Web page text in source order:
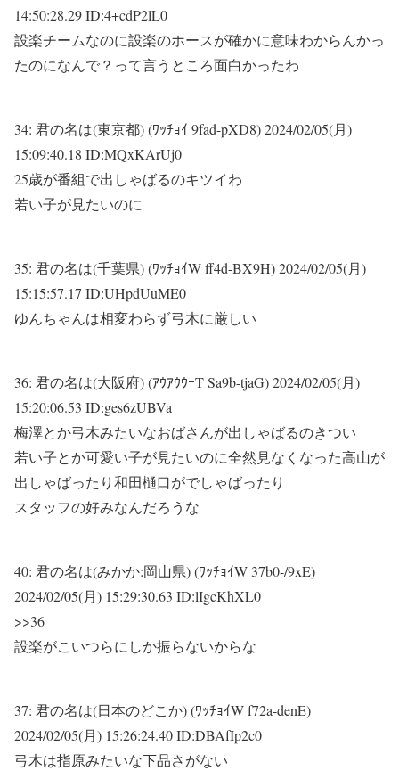
14:50:28.29 ID:4+cdP2lL0
設楽チームなのに設楽のホースが確かに意味わからんかっ
たのになんで？って言うところ面白かったわ
34: 君の名は(東京都) (ﾜｯﾁｮｲ 9fad-pXD8)2024/02/05(月)
15:09:40.18 ID:MQxKArUj0
25歳が番組で出しゃばるのキツイわ
若い子が見たいのに
35: 君の名は(千葉県) (ﾜｯﾁｮｲW ff4d-BX9H)2024/02/05(月)
15:15:57.17 ID:UHpdUuME0
ゆんちゃんは相変わらず弓木に厳しい
36: 君の名は(大阪府) (ｱｳｱｳｳｰT Sa9b-tjaG)2024/02/05(月)
15:20:06.53 ID:ges6zUBVa
梅澤とか弓木みたいなおばさんが出しゃばるのきつい
若い子とか可愛い子が見たいのに全然見なくなった高山が
出しゃばったり和田樋口がでしゃばったり
スタッフの好みなんだろうな
40: 君の名は(みかか:岡山県) (ﾜｯﾁｮｲW 37b0-/9xE)
2024/02/05(月) 15:29:30.63 ID:lIgcKhXL0
>>36
設楽がこいつらにしか振らないからな
37: 君の名は(日本のどこか) (ﾜｯﾁｮｲW f72a-denE)
2024/02/05(月) 15:26:24.40 ID:DBAfIp2c0
弓木は指原みたいな下品さがない